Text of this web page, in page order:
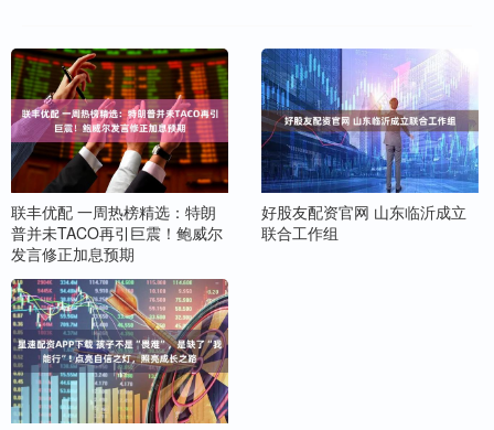
联丰优配 一周热榜精选：特朗
普并未TACO再引巨震！鲍威尔
发言修正加息预期
好股友配资官网 山东临沂成立
联合工作组